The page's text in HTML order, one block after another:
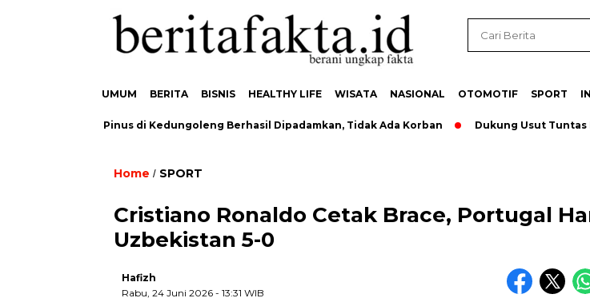
UMUM BERITA BISNIS HEALTHY LIFE WISATA NASIONAL OTOMOTIF SPORT
Hutan Pinus di Kedungoleng Berhasil Dipadamkan, Tidak Ada Korban Dukung Usut Tuntas
Home / SPORT
Cristiano Ronaldo Cetak Brace, Portugal
Uzbekistan 5-0
Hafizh
Rabu, 24 Juni 2026 - 13:31 WIB